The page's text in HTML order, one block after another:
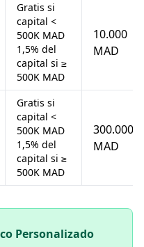
Gratis si
capital <
500K MAD
1,5% del
capital si ≥
500K MAD
10.000
MAD
Gratis si
capital <
500K MAD
1,5% del
capital si ≥
500K MAD
300.000
MAD
Personalizado